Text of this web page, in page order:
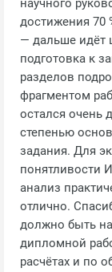
научного
достижения 70
— дальше идёт
подготовка к
разделов
фрагментом
остался очень
степенью
задания. Для
понятливости
анализ
отлично.
должно быть
дипломной
расчётах и по